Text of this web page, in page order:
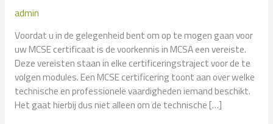
admin
Voordat u in de gelegenheid bent om op te mogen gaan voor
uw MCSE certificaat is de voorkennis in MCSA een vereiste.
Deze vereisten staan in elke certificeringstraject voor de te
volgen modules. Een MCSE certificering toont aan over welke
technische en professionele vaardigheden iemand beschikt.
Het gaat hierbij dus niet alleen om de technische […]